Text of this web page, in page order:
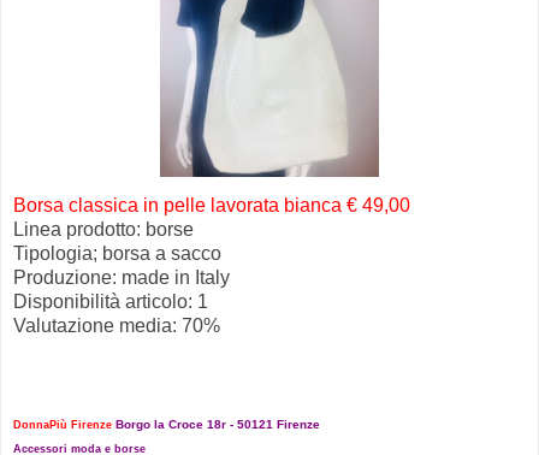
Borsa classica in pelle lavorata bianca € 49,00
Linea prodotto: borse
Tipologia; borsa a sacco
Produzione: made in Italy
Disponibilità articolo: 1
Valutazione media: 70%
DonnaPiù Firenze Borgo la Croce 18r - 50121 Firenze
Accessori moda e borse